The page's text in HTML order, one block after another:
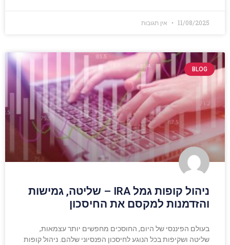
11/08/2025 אין תגובות
BLOG
ניהול קופות גמל IRA – שליטה, גמישות
והזדמנות למקסם את החיסכון
בעולם הפיננסי של היום, החוסכים מחפשים יותר עצמאות,
שליטה ושקיפות בכל הנוגע לחיסכון הפנסיוני שלהם. ניהול קופות